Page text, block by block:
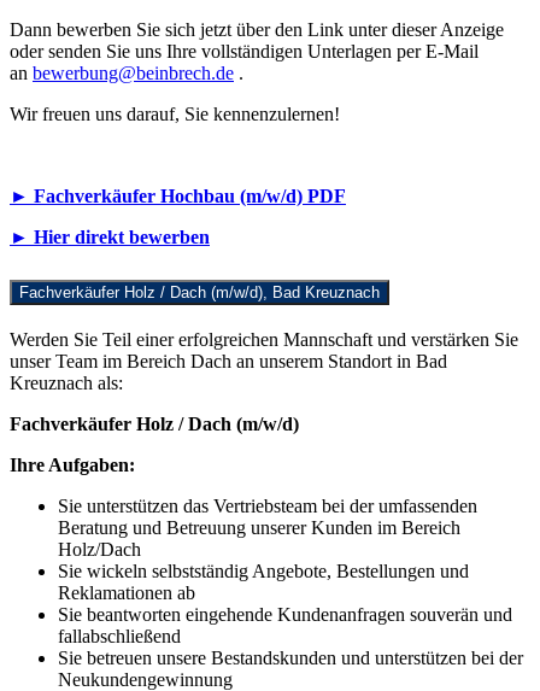
Dann bewerben Sie sich jetzt über den Link unter dieser Anzeige
oder senden Sie uns Ihre vollständigen Unterlagen per E-Mail
an bewerbung@beinbrech.de .
Wir freuen uns darauf, Sie kennenzulernen!
► Fachverkäufer Hochbau (m/w/d) PDF
► Hier direkt bewerben
Fachverkäufer Holz / Dach (m/w/d), Bad Kreuznach
Werden Sie Teil einer erfolgreichen Mannschaft und verstärken Sie
unser Team im Bereich Dach an unserem Standort in Bad
Kreuznach als:
Fachverkäufer Holz / Dach (m/w/d)
Ihre Aufgaben:
Sie unterstützen das Vertriebsteam bei der umfassenden
Beratung und Betreuung unserer Kunden im Bereich
Holz/Dach
Sie wickeln selbstständig Angebote, Bestellungen und
Reklamationen ab
Sie beantworten eingehende Kundenanfragen souverän und
fallabschließend
Sie betreuen unsere Bestandskunden und unterstützen bei der
Neukundengewinnung